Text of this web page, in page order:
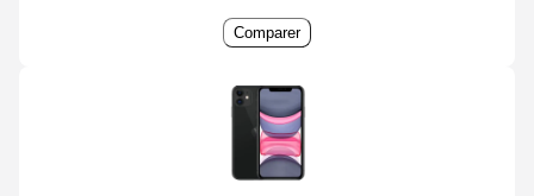
Comparer